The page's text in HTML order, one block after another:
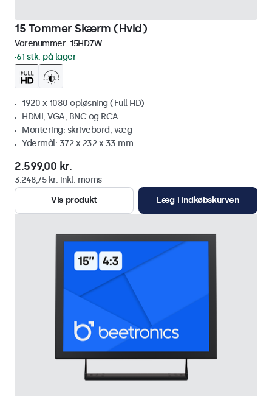
15 Tommer Skærm (Hvid)
Varenummer: 15HD7W
61 stk. på lager
1920 x 1080 opløsning (Full HD)
HDMI, VGA, BNC og RCA
Montering: skrivebord, væg
Ydermål: 372 x 232 x 33 mm
2.599,00 kr.
3.248,75 kr. inkl. moms
Vis produkt
Læg i indkøbskurven